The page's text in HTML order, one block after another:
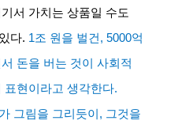
기서 가치는 상품일 수도
다. 1조 원을 벌건 , 5000억
돈을 버는 것이 사회적
표현이라고 생각한다.
그림을 그리듯이 , 그것을